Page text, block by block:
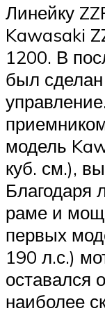
Линейку
Kawasaki
1200. В
был
модель
куб. см.),
Благодаря
раме и
первых
190 л.с.)
оставался
наиболее